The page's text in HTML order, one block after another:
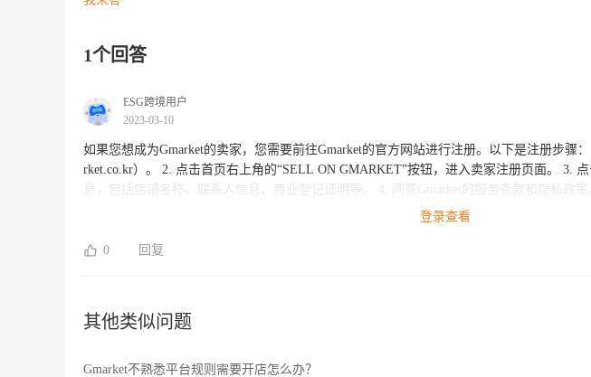
1个回答
ESG跨境用户
2023-03-10
如果您想成为Gmarket的卖家，您需要前往Gmarket的官方网站进行注册。以下是注册步骤： 1. 访问Gmarket的官方网站（global.gma
rket.co.kr）。 2. 点击首页右上角的“SELL ON GMARKET”按钮，进入卖家注册页面。 3.
息，包括店铺名称、联系人信息、商业登记证明等。 4. 同意Gmarket的服务条款和隐私政策。 5. 提交注册
market将审查您的申请并联系您进一步确认信息。一旦您的申请获得批准，您就可以开始在
电商服务公司，我们将竭诚为您服务。
登录查看
0 回复
其他类似问题
Gmarket不熟悉平台规则需要开店怎么办？